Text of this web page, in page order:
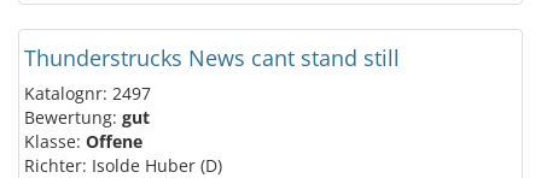
Thunderstrucks News cant stand still
Katalognr: 2497
Bewertung: gut
Klasse: Offene
Richter: Isolde Huber (D)